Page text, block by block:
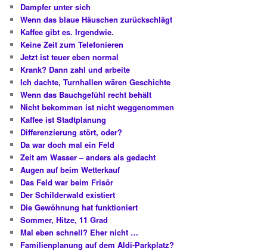
Dampfer unter sich
Wenn das blaue Häuschen zurückschlägt
Kaffee gibt es. Irgendwie.
Keine Zeit zum Telefonieren
Jetzt ist teuer eben normal
Krank? Dann zahl und arbeite
Ich dachte, Turnhallen wären Geschichte
Wenn das Bauchgefühl recht behält
Nicht bekommen ist nicht weggenommen
Kaffee ist Stadtplanung
Differenzierung stört, oder?
Da war doch mal ein Feld
Zeit am Wasser – anders als gedacht
Augen auf beim Wetterkauf
Das Feld war beim Frisör
Der Schilderwald existiert
Die Gewöhnung hat funktioniert
Sommer, Hitze, 11 Grad
Mal eben schnell? Eher nicht …
Familienplanung auf dem Aldi-Parkplatz?